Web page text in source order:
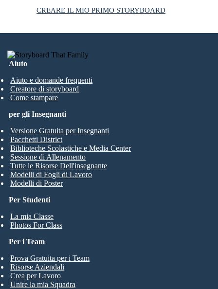
CREARE IL MIO PRIMO STORYBOARD
Aiuto
Aiuto e domande frequenti
Creatore di storyboard
Come stampare
Per Studenti
La mia Classe
Photos For Class
per gli Insegnanti
Versione Gratuita per Insegnanti
Pacchetti District
Biblioteche Scolastiche e Media Center
Sessione di Allenamento
Tutte le Risorse Dell'insegnante
Modelli di Fogli di Lavoro
Modelli di Poster
Per i Team
Prova Gratuita per i Team
Risorse Aziendali
Crea per Lavoro
Unire la mia Squadra